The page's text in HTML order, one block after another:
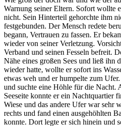
Warnung seiner Eltern. Sofort wollte
nicht. Sein Hinterteil gehorchte ihm
festgebunden. Der Mensch redete
begann, Vertrauen zu fassen. Er
wieder von seiner Verletzung.
Verband und seinen Fesseln befreit.
Nähe eines großen Sees und ließ ihn
wieder hatte, wollte er sofort ins
etwas weh und er humpelte zum
und suchte eine Höhle für die Nacht.
Seeseite konnte er ein Nachtquartier
Wiese und das andere Ufer war sehr
rechts und fand einen ausgehöhlten
konnte. Dort legte er sich hinein und